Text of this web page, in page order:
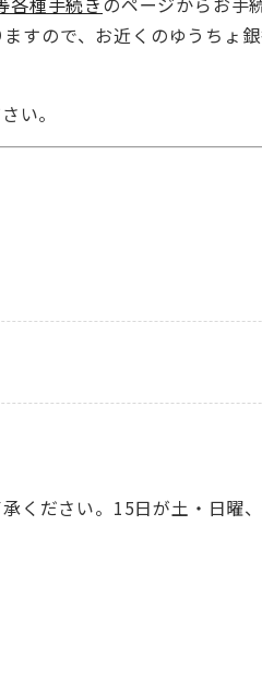
すので、お近くのゆうちょ
い。
ください。15日が土・日曜、